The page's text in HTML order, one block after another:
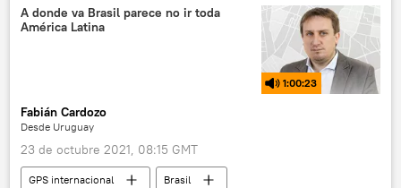
América Latina
A donde va Brasil parece no ir toda
América Latina
1:00:23
Fabián Cardozo
Desde Uruguay
23 de octubre 2021, 08:15 GMT
GPS internacional
Brasil